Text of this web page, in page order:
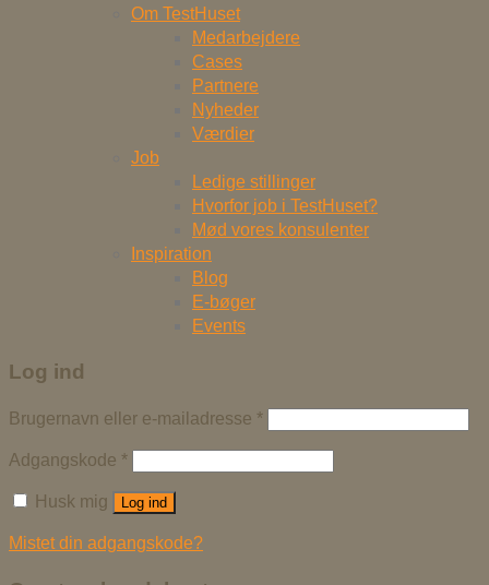
Om TestHuset
Medarbejdere
Cases
Partnere
Nyheder
Værdier
Job
Ledige stillinger
Hvorfor job i TestHuset?
Mød vores konsulenter
Inspiration
Blog
E-bøger
Events
Log ind
Brugernavn eller e-mailadresse *
Adgangskode *
Husk mig Log ind
Mistet din adgangskode?